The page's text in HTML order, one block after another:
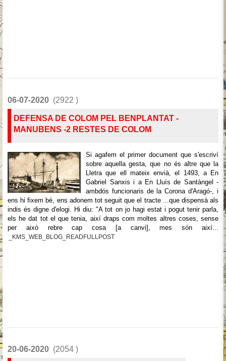
06-07-2020 (2922 )
DEFENSA DE COLOM PEL BENPLANTAT -
MANUBENS -2 RESTES DE COLOM
Si agafem el primer document que s'escriví
sobre aquella gesta, que no és altre que la
Lletra que ell mateix envià, el 1493, a En
Gabriel Sanxis i a En Lluís de Santàngel -
ambdós funcionaris de la Corona d'Aragó-, i
ens hi fixem bé, ens adonem tot seguit que el tracte ...que dispensà als
indis és digne d'elogi. Hi diu: "A tot on jo hagi estat i pogut tenir parla,
els he dat tot el que tenia, així draps com moltes altres coses, sense
per això rebre cap cosa [a canvi], mes són així...
_KMS_WEB_BLOG_READFULLPOST
20-06-2020 (2054 )